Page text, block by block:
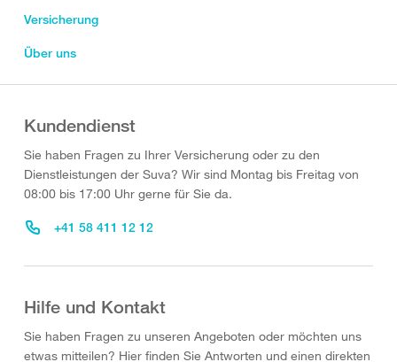
Versicherung
Über uns
Kundendienst
Sie haben Fragen zu Ihrer Versicherung oder zu den
Dienstleistungen der Suva? Wir sind Montag bis Freitag von
08:00 bis 17:00 Uhr gerne für Sie da.
+41 58 411 12 12
Hilfe und Kontakt
Sie haben Fragen zu unseren Angeboten oder möchten uns
etwas mitteilen? Hier finden Sie Antworten und einen direkten